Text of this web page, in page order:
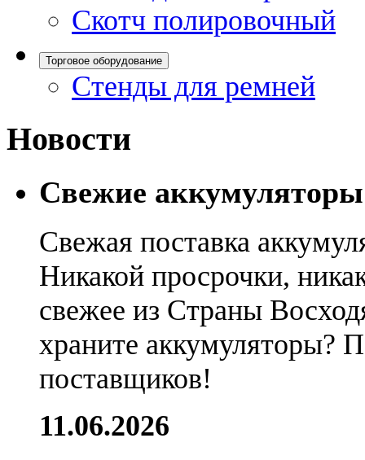
Скотч полировочный
Торговое оборудование
Стенды для ремней
Новости
Свежие
Свежая поставка
Никакой просрочки,
свежее из Страны
храните аккумуляторы?
поставщиков!
11.06.2026